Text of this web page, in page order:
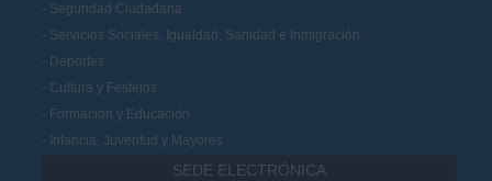
Seguridad Ciudadana
Servicios Sociales, Igualdad, Sanidad e Inmigración
Deportes
Cultura y Festejos
Formación y Educación
Infancia, Juventud y Mayores
SEDE ELECTRÓNICA